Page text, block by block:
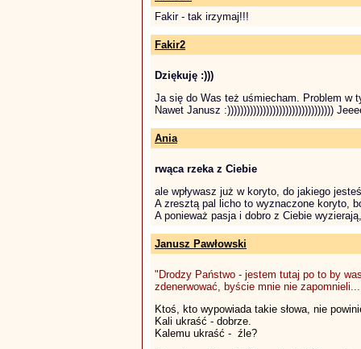
Fakir - tak irzymaj!!!
Fakir2
Dziękuję :)))
Ja się do Was też uśmiecham. Problem w
Nawet Janusz :)))))))))))))))))))))))))))))))))
Ania
rwąca rzeka z Ciebie
ale wpływasz już w koryto, do jakiego
A zresztą pal licho to wyznaczone koryto,
A ponieważ pasja i dobro z Ciebie
Janusz Pawłowski
"Drodzy Państwo - jestem tutaj po to by
zdenerwować, byście mnie nie
Ktoś, kto wypowiada takie słowa, nie
Kali ukraść - dobrze.
Kalemu ukraść - źle?